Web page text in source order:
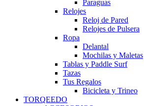
Paraguas
Relojes
Reloj de Pared
Relojes de Pulsera
Ropa
Delantal
Mochilas y Maletas
Tablas y Paddle Surf
Tazas
Tus Regalos
Bicicleta y Trineo
TORQEEDO